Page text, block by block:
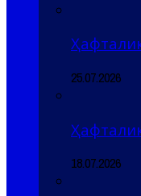
25.07.2026
18.07.2026